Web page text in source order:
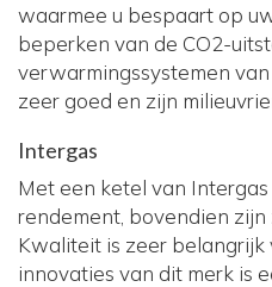
waarmee u bespaart op
beperken van de CO2-
verwarmingssystemen
zeer goed en zijn
Intergas
Met een ketel van
rendement, bovendien
Kwaliteit is zeer belangrijk
innovaties van dit merk is